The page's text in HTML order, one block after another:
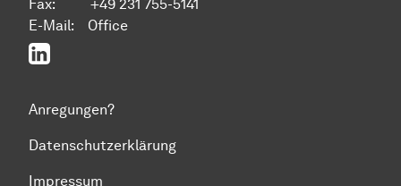
Fax: +49 231 755-5141
E-Mail: Office
LinkedIn
Anregungen?
Datenschutzerklärung
Impressum